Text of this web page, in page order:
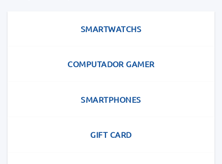
SMARTWATCHS
COMPUTADOR GAMER
SMARTPHONES
GIFT CARD